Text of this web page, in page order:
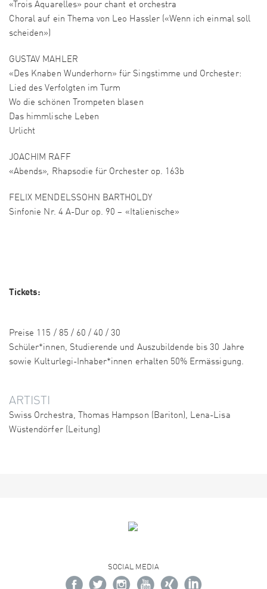
«Trois Aquarelles» pour chant et orchestra
Choral auf ein Thema von Leo Hassler («Wenn ich einmal soll
scheiden»)
GUSTAV MAHLER
«Des Knaben Wunderhorn» für Singstimme und Orchester:
Lied des Verfolgten im Turm
Wo die schönen Trompeten blasen
Das himmlische Leben
Urlicht
JOACHIM RAFF
«Abends», Rhapsodie für Orchester op. 163b
FELIX MENDELSSOHN BARTHOLDY
‍Sinfonie Nr. 4 A-Dur op. 90 – «Italienische»
Tickets:
Preise 115 / 85 / 60 / 40 / 30
Schüler*innen, Studierende und Auszubildende bis 30 Jahre
sowie Kulturlegi-Inhaber*innen erhalten 50% Ermässigung.
ARTISTI
Swiss Orchestra, Thomas Hampson (Bariton), Lena-Lisa
Wüstendörfer (Leitung)
SOCIAL MEDIA